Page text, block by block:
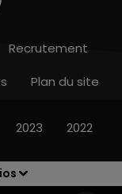
Recrutement
Plan du site
2023 2022